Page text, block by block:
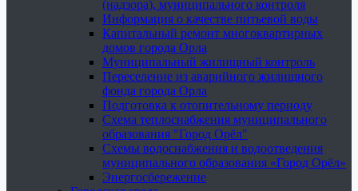
(надзора), муниципального контроля
Информация о качестве питьевой воды
Капитальный ремонт многоквартирных
домов города Орла
Муниципальный жилищный контроль
Переселение из аварийного жилищного
фонда города Орла
Подготовка к отопительному периоду
Схема теплоснабжения муниципального
образования "Город Орёл"
Схемы водоснабжения и водоотведения
муниципального образования «Город Орёл»
Энергосбережение